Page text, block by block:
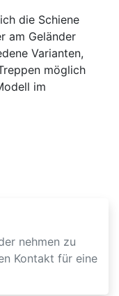
die Schiene
am Geländer
Varianten,
möglich
im
nehmen zu
Kontakt für eine